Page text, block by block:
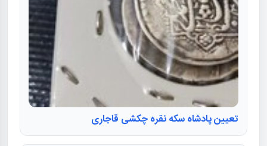
تعیین پادشاه سکه نقره چکشی قاجاری